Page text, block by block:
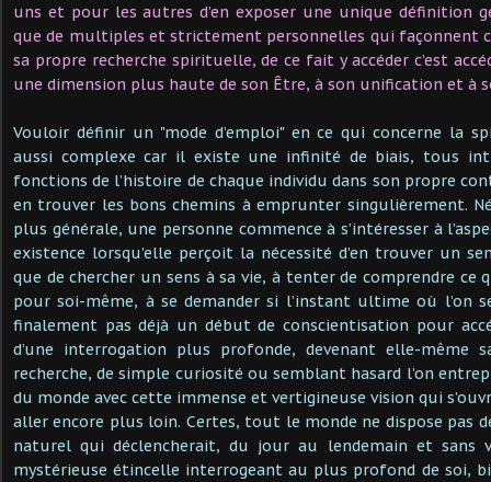
uns et pour les autres d’en exposer une unique définition
que de multiples et strictement personnelles qui façonnent
sa propre recherche spirituelle, de ce fait y accéder c’est
une dimension plus haute de son Être, à son unification et à
Vouloir définir un "mode d’emploi" en ce qui concerne la
aussi complexe car il existe une infinité de biais, tous
fonctions de l’histoire de chaque individu dans son propre
en trouver les bons chemins à emprunter singulièrement.
plus générale, une personne commence à s’intéresser à
existence lorsqu’elle perçoit la nécessité d’en trouver un
que de chercher un sens à sa vie, à tenter de comprendre
pour soi-même, à se demander si l’instant ultime où l’on
finalement pas déjà un début de conscientisation pour
d’une interrogation plus profonde, devenant elle-même
recherche, de simple curiosité ou semblant hasard l’on
du monde avec cette immense et vertigineuse vision qui
aller encore plus loin. Certes, tout le monde ne dispose pas
naturel qui déclencherait, du jour au lendemain et sans
mystérieuse étincelle interrogeant au plus profond de soi,